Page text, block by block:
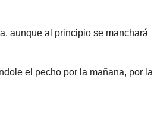
aunque al principio se manchará
el pecho por la mañana, por la